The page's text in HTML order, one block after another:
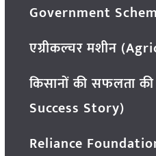
Government
एग्रीकल्चर मशीन
किसानों की सफलता
Success Story)
Reliance